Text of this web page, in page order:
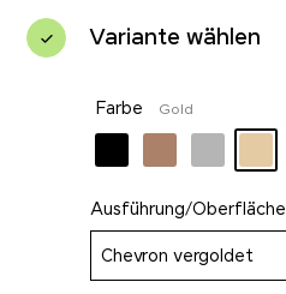
Variante wählen
Farbe Gold
Ausführung/Oberfläche
Chevron vergoldet